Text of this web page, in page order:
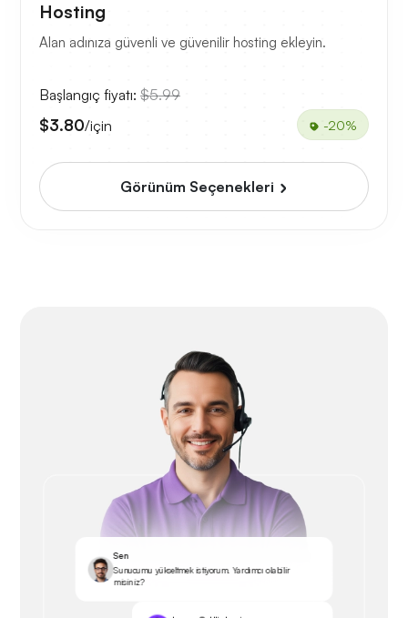
Hosting
Alan adınıza güvenli ve güvenilir hosting ekleyin.
Başlangıç fiyatı: $5.99
$3.80/için -20%
Görünüm Seçenekleri
Sen
Sunucumu yükseltmek istiyorum. Yardımcı olabilir
misiniz?